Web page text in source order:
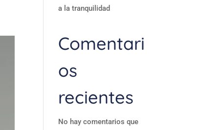
a la tranquilidad
Comentari
os
recientes
No hay comentarios que